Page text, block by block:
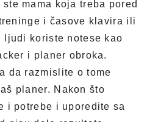
mama koja treba pored
i časove klavira ili
ljudi koriste notese kao
i planer obroka.
da razmislite o tome
planer. Nakon što
i potrebe i uporedite sa